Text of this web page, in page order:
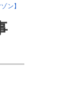
ン】